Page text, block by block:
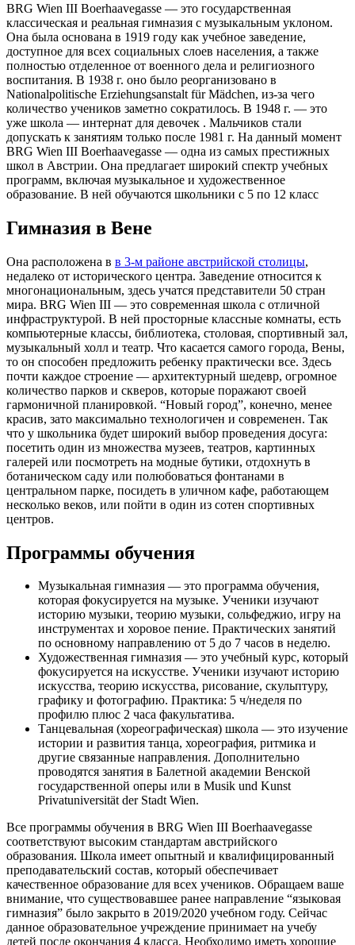
BRG Wien III Boerhaavegasse — это государственная
классическая и реальная гимназия с музыкальным уклоном.
Она была основана в 1919 году как учебное заведение,
доступное для всех социальных слоев населения, а также
полностью отделенное от военного дела и религиозного
воспитания. В 1938 г. оно было реорганизовано в
Nationalpolitische Erziehungsanstalt für Mädchen, из-за чего
количество учеников заметно сократилось. В 1948 г. — это
уже школа — интернат для девочек . Мальчиков стали
допускать к занятиям только после 1981 г. На данный момент
BRG Wien III Boerhaavegasse — одна из самых престижных
школ в Австрии. Она предлагает широкий спектр учебных
программ, включая музыкальное и художественное
образование. В ней обучаются школьники с 5 по 12 класс
Гимназия в Вене
Она расположена в в 3-м районе австрийской столицы,
недалеко от исторического центра. Заведение относится к
многонациональным, здесь учатся представители 50 стран
мира. BRG Wien III — это современная школа с отличной
инфраструктурой. В ней просторные классные комнаты, есть
компьютерные классы, библиотека, столовая, спортивный зал,
музыкальный холл и театр. Что касается самого города, Вены,
то он способен предложить ребенку практически все. Здесь
почти каждое строение — архитектурный шедевр, огромное
количество парков и скверов, которые поражают своей
гармоничной планировкой. “Новый город”, конечно, менее
красив, зато максимально технологичен и современен. Так
что у школьника будет широкий выбор проведения досуга:
посетить один из множества музеев, театров, картинных
галерей или посмотреть на модные бутики, отдохнуть в
ботаническом саду или полюбоваться фонтанами в
центральном парке, посидеть в уличном кафе, работающем
несколько веков, или пойти в один из сотен спортивных
центров.
Программы обучения
Музыкальная гимназия — это программа обучения,
которая фокусируется на музыке. Ученики изучают
историю музыки, теорию музыки, сольфеджио, игру на
инструментах и хоровое пение. Практических занятий
по основному направлению от 5 до 7 часов в неделю.
Художественная гимназия — это учебный курс, который
фокусируется на искусстве. Ученики изучают историю
искусства, теорию искусства, рисование, скульптуру,
графику и фотографию. Практика: 5 ч/неделя по
профилю плюс 2 часа факультатива.
Танцевальная (хореографическая) школа — это изучение
истории и развития танца, хореография, ритмика и
другие связанные направления. Дополнительно
проводятся занятия в Балетной академии Венской
государственной оперы или в Musik und Kunst
Privatuniversität der Stadt Wien.
Все программы обучения в BRG Wien III Boerhaavegasse
соответствуют высоким стандартам австрийского
образования. Школа имеет опытный и квалифицированный
преподавательский состав, который обеспечивает
качественное образование для всех учеников. Обращаем ваше
внимание, что существовавшее ранее направление “языковая
гимназия” было закрыто в 2019/2020 учебном году. Сейчас
данное образовательное учреждение принимает на учебу
детей после окончания 4 класса. Необходимо иметь хорошие